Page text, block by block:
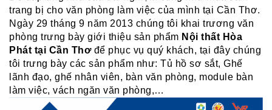
trang bị cho văn phòng làm việc của mình tại Cần Thơ.
Ngày 29 tháng 9 năm 2013 chúng tôi khai trương văn
phòng trưng bày giới thiệu sản phẩm Nội thất Hòa
Phát tại Cần Thơđể phục vụ quý khách, tại đây chúng
tôi trưng bày các sản phẩm như: Tủ hồ sơ sắt, Ghế
lãnh đạo, ghế nhân viên, bàn văn phòng, module bàn
làm việc, vách ngăn văn phòng,…